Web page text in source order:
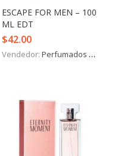
ESCAPE FOR MEN – 100
ML EDT
$42.00
Vendedor: Perfumados y más